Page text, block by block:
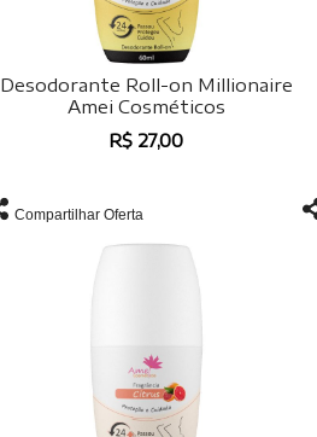
Desodorante Roll-on Millionaire
Amei Cosméticos
R$ 27,00
Compartilhar Oferta